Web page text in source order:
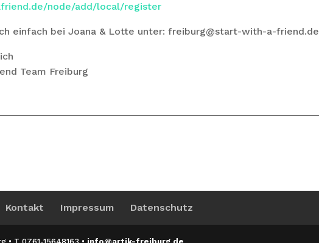
node/add/local/register
einfach bei Joana & Lotte unter: freiburg@start-with-a-friend.de
Team Freiburg
Kontakt Impressum Datenschutz